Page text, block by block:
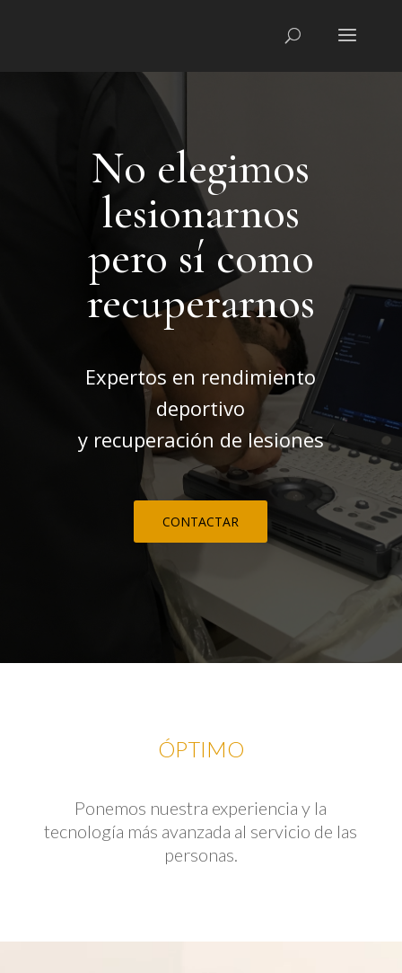
No elegimos
lesionarnos
pero sí como
recuperarnos
Expertos en rendimiento
deportivo
y recuperación de lesiones
CONTACTAR
ÓPTIMO
Ponemos nuestra experiencia y la
tecnología más avanzada al servicio de las
personas.